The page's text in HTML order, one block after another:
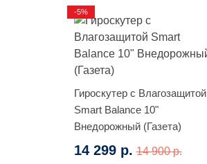
Гироскутер с Влагозащитой
Smart Balance 10"
Внедорожный (Газета)
14 299 р. 14 900 р.
-5%